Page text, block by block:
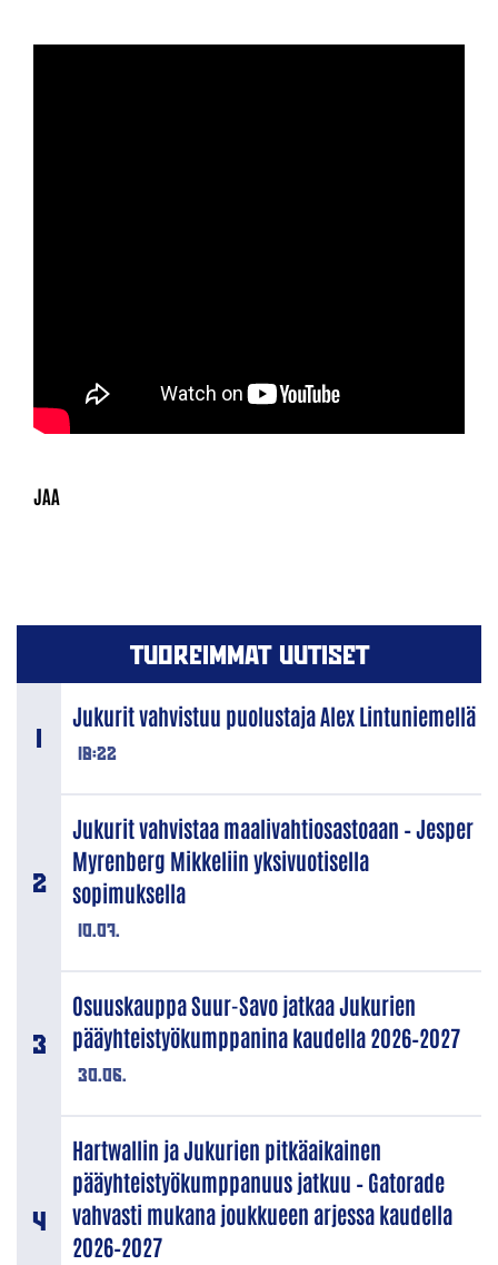
TUOREIMMAT UUTISET
18:22
Jukurit vahvistuu puolustaja Alex Lintuniemellä
10.07.
Jukurit vahvistaa maalivahtiosastoaan – Jesper
Myrenberg Mikkeliin yksivuotisella
sopimuksella
30.06.
Osuuskauppa Suur-Savo jatkaa Jukurien
pääyhteistyökumppanina kaudella 2026–2027
Hartwallin ja Jukurien pitkäaikainen
pääyhteistyökumppanuus jatkuu – Gatorade
vahvasti mukana joukkueen arjessa kaudella
2026–2027